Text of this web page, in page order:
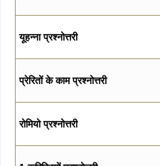
यूहन्ना प्रश्नोत्तरी
प्रेरितों के काम प्रश्नोत्तरी
रोमियो प्रश्नोत्तरी